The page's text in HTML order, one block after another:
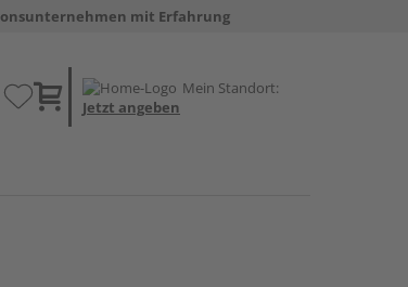
mit Erfahrung
Mein Standort:
Jetzt angeben